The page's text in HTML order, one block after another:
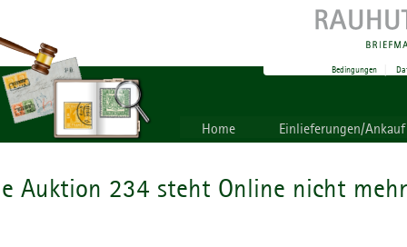
Bedingungen|
Home Einlieferungen/Ankauf
Auktion 234 steht Online nicht